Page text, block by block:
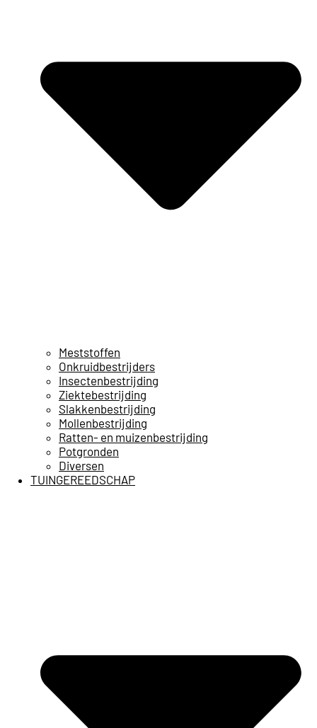
Meststoffen
Onkruidbestrijders
Insectenbestrijding
Ziektebestrijding
Slakkenbestrijding
Mollenbestrijding
Ratten- en muizenbestrijding
Potgronden
Diversen
TUINGEREEDSCHAP